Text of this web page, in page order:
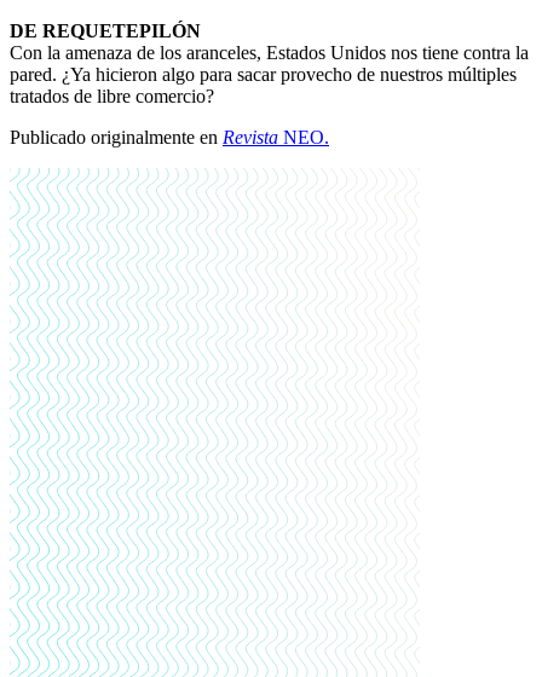
DE REQUETEPILÓN
Con la amenaza de los aranceles, Estados Unidos nos tiene contra la
pared. ¿Ya hicieron algo para sacar provecho de nuestros múltiples
tratados de libre comercio?
Publicado originalmente en Revista NEO.